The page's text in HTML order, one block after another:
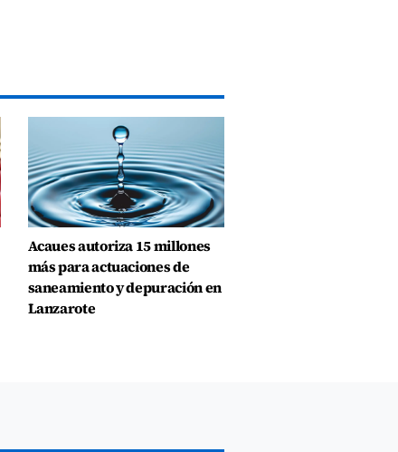
Acaues autoriza 15 millones
más para actuaciones de
saneamiento y depuración en
Lanzarote